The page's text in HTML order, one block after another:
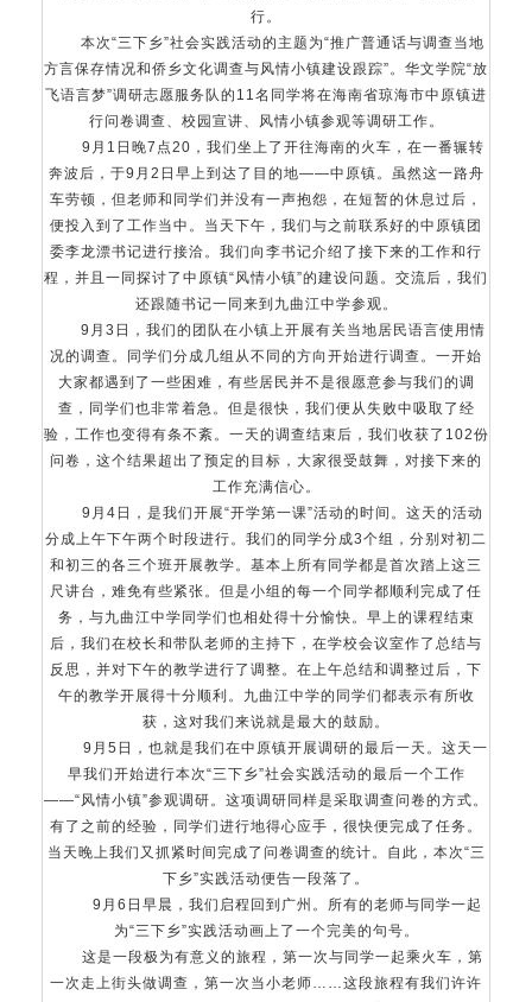
行。
本次“三下乡”社会实践活动的主题为“推广普通话与调查当地
方言保存情况和侨乡文化调查与风情小镇建设跟踪”。华文学院“放
飞语言梦”调研志愿服务队的11名同学将在海南省琼海市中原镇进
行问卷调查、校园宣讲、风情小镇参观等调研工作。
9月1日晚7点20，我们坐上了开往海南的火车，在一番辗转
奔波后，于9月2日早上到达了目的地——中原镇。虽然这一路舟
车劳顿，但老师和同学们并没有一声抱怨，在短暂的休息过后，
便投入到了工作当中。当天下午，我们与之前联系好的中原镇团
委李龙漂书记进行接洽。我们向李书记介绍了接下来的工作和行
程，并且一同探讨了中原镇“风情小镇”的建设问题。交流后，我们
还跟随书记一同来到九曲江中学参观。
9月3日，我们的团队在小镇上开展有关当地居民语言使用情
况的调查。同学们分成几组从不同的方向开始进行调查。一开始
大家都遇到了一些困难，有些居民并不是很愿意参与我们的调
查，同学们也非常着急。但是很快，我们便从失败中吸取了经
验，工作也变得有条不紊。一天的调查结束后，我们收获了102份
问卷，这个结果超出了预定的目标，大家很受鼓舞，对接下来的
工作充满信心。
9月4日，是我们开展“开学第一课”活动的时间。这天的活动
分成上午下午两个时段进行。我们的同学分成3个组，分别对初二
和初三的各三个班开展教学。基本上所有同学都是首次踏上这三
尺讲台，难免有些紧张。但是小组的每一个同学都顺利完成了任
务，与九曲江中学同学们也相处得十分愉快。早上的课程结束
后，我们在校长和带队老师的主持下，在学校会议室作了总结与
反思，并对下午的教学进行了调整。在上午总结和调整过后，下
午的教学开展得十分顺利。九曲江中学的同学们都表示有所收
获，这对我们来说就是最大的鼓励。
9月5日，也就是我们在中原镇开展调研的最后一天。这天一
早我们开始进行本次“三下乡”社会实践活动的最后一个工作
——“风情小镇”参观调研。这项调研同样是采取调查问卷的方式。
有了之前的经验，同学们进行地得心应手，很快便完成了任务。
当天晚上我们又抓紧时间完成了问卷调查的统计。自此，本次“三
下乡”实践活动便告一段落了。
9月6日早晨，我们启程回到广州。所有的老师与同学一起
为“三下乡”实践活动画上了一个完美的句号。
这是一段极为有意义的旅程，第一次与同学一起乘火车，第
一次走上街头做调查，第一次当小老师……这段旅程有我们许许